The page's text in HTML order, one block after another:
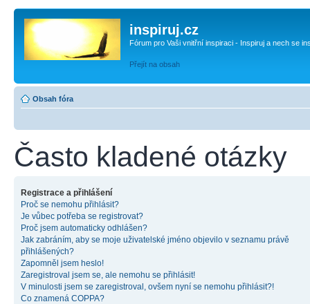
inspiruj.cz
Fórum pro Vaši vnitřní inspiraci - Inspiruj a nech se
Přejít na obsah
Obsah fóra
Často kladené otázky
Registrace a přihlášení
Proč se nemohu přihlásit?
Je vůbec potřeba se registrovat?
Proč jsem automaticky odhlášen?
Jak zabráním, aby se moje uživatelské jméno objevilo v seznamu právě
přihlášených?
Zapomněl jsem heslo!
Zaregistroval jsem se, ale nemohu se přihlásit!
V minulosti jsem se zaregistroval, ovšem nyní se nemohu přihlásit?!
Co znamená COPPA?